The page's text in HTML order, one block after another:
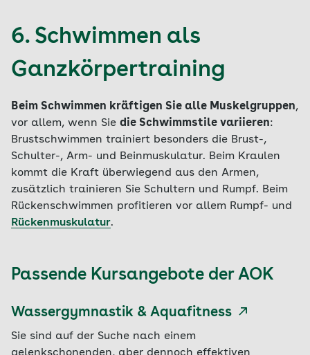
6. Schwimmen als
Ganzkörpertraining
Beim Schwimmen kräftigen Sie alle Muskelgruppen,
vor allem, wenn Sie die Schwimmstile variieren:
Brustschwimmen trainiert besonders die Brust-,
Schulter-, Arm- und Beinmuskulatur. Beim Kraulen
kommt die Kraft überwiegend aus den Armen,
zusätzlich trainieren Sie Schultern und Rumpf. Beim
Rückenschwimmen profitieren vor allem Rumpf- und
Rückenmuskulatur.
Passende Kursangebote der AOK
Wassergymnastik & Aquafitness
Sie sind auf der Suche nach einem